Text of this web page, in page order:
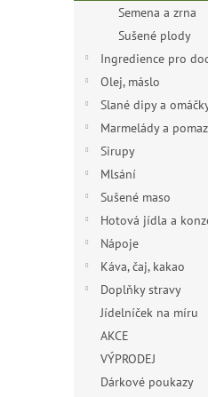
Semena a zrna
Sušené plody
Ingredience pro
Olej, máslo
Slané dipy a
Marmelády a
Sirupy
Mlsání
Sušené maso
Hotová jídla a
Nápoje
Káva, čaj, kakao
Doplňky stravy
Jídelníček na míru
AKCE
VÝPRODEJ
Dárkové poukazy